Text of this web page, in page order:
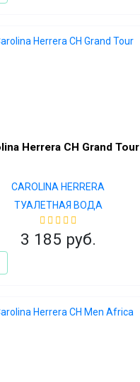
Herrera CH Grand Tour
CAROLINA HERRERA
ТУАЛЕТНАЯ ВОДА
3 185 руб.